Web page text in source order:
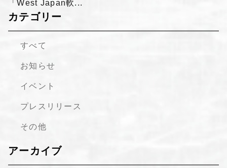
カテゴリー
すべて
お知らせ
イベント
プレスリリース
その他
アーカイブ
「West Japan軟...